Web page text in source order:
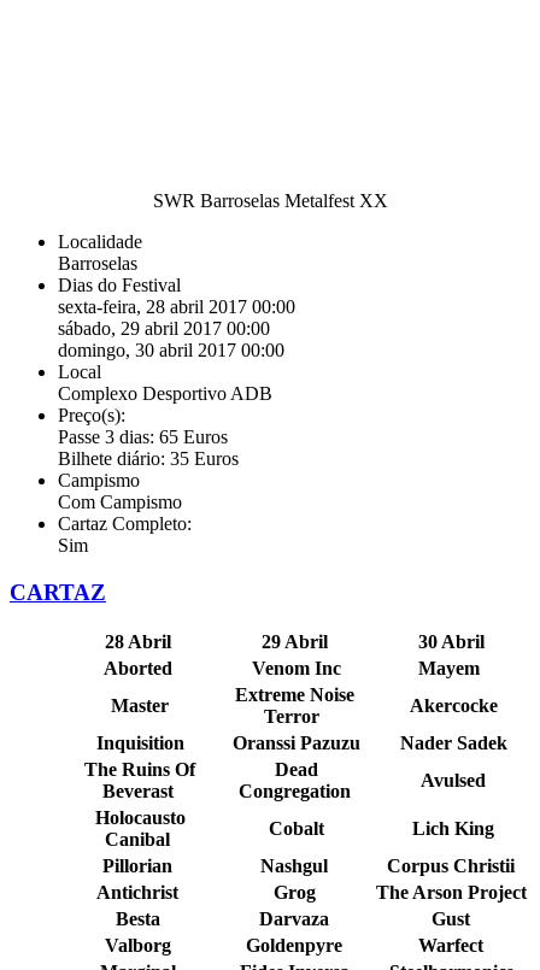
SWR Barroselas Metalfest XX
Localidade
Barroselas
Dias do Festival
sexta-feira, 28 abril 2017 00:00
sábado, 29 abril 2017 00:00
domingo, 30 abril 2017 00:00
Local
Complexo Desportivo ADB
Preço(s):
Passe 3 dias: 65 Euros
Bilhete diário: 35 Euros
Campismo
Com Campismo
Cartaz Completo:
Sim
CARTAZ
28 Abril 29 Abril
30 Abril
Aborted
Venom Inc
Mayem
Master
Extreme Noise
Terror
Akercocke
Inquisition
Oranssi Pazuzu
Nader Sadek
The Ruins Of
Beverast
Dead
Congregation
Avulsed
Holocausto
Canibal
Cobalt
Lich King
Pillorian
Nashgul
Corpus Christii
Antichrist
Grog
The Arson Project
Besta
Darvaza
Gust
Valborg
Goldenpyre
Warfect